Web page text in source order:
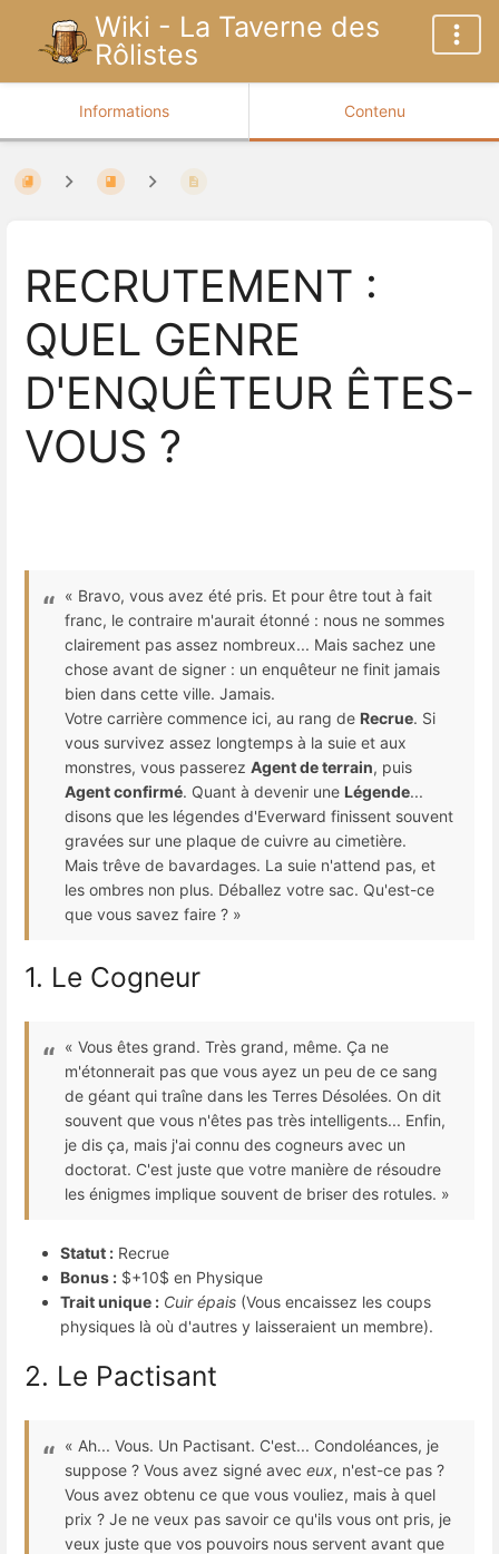
Wiki - La Taverne des
Rôlistes
Informations Contenu
RECRUTEMENT :
QUEL GENRE
D'ENQUÊTEUR ÊTES-
VOUS ?
« Bravo, vous avez été pris. Et pour être tout à fait
franc, le contraire m'aurait étonné : nous ne sommes
clairement pas assez nombreux... Mais sachez une
chose avant de signer : un enquêteur ne finit jamais
bien dans cette ville. Jamais.
Votre carrière commence ici, au rang de Recrue. Si
vous survivez assez longtemps à la suie et aux
monstres, vous passerez Agent de terrain, puis
Agent confirmé. Quant à devenir une Légende...
disons que les légendes d'Everward finissent souvent
gravées sur une plaque de cuivre au cimetière.
Mais trêve de bavardages. La suie n'attend pas, et
les ombres non plus. Déballez votre sac. Qu'est-ce
que vous savez faire ? »
1. Le Cogneur
« Vous êtes grand. Très grand, même. Ça ne
m'étonnerait pas que vous ayez un peu de ce sang
de géant qui traîne dans les Terres Désolées. On dit
souvent que vous n'êtes pas très intelligents... Enfin,
je dis ça, mais j'ai connu des cogneurs avec un
doctorat. C'est juste que votre manière de résoudre
les énigmes implique souvent de briser des rotules. »
Statut : Recrue
Bonus : $+10$ en Physique
Trait unique : Cuir épais (Vous encaissez les coups
physiques là où d'autres y laisseraient un membre).
2. Le Pactisant
« Ah... Vous. Un Pactisant. C'est... Condoléances, je
suppose ? Vous avez signé avec eux, n'est-ce pas ?
Vous avez obtenu ce que vous vouliez, mais à quel
prix ? Je ne veux pas savoir ce qu'ils vous ont pris, je
veux juste que vos pouvoirs nous servent avant que